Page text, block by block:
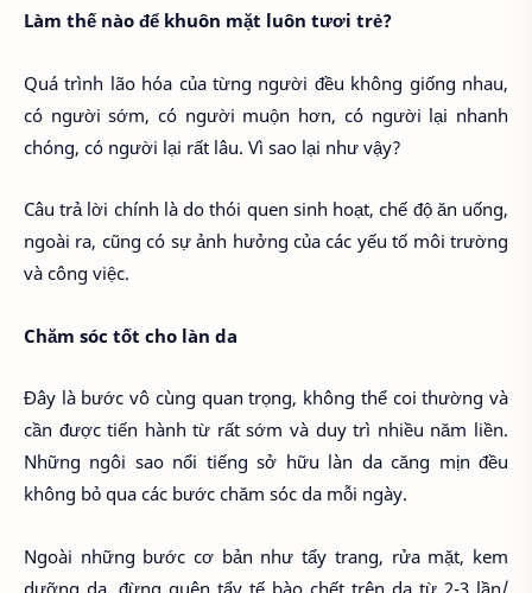
Làm thế nào để khuôn mặt luôn tươi trẻ?
Quá trình lão hóa của từng người đều không giống nhau,
có người sớm, có người muộn hơn, có người lại nhanh
chóng, có người lại rất lâu. Vì sao lại như vậy?
Câu trả lời chính là do thói quen sinh hoạt, chế độ ăn uống,
ngoài ra, cũng có sự ảnh hưởng của các yếu tố môi trường
và công việc.
Chăm sóc tốt cho làn da
Đây là bước vô cùng quan trọng, không thể coi thường và
cần được tiến hành từ rất sớm và duy trì nhiều năm liền.
Những ngôi sao nổi tiếng sở hữu làn da căng mịn đều
không bỏ qua các bước chăm sóc da mỗi ngày.
Ngoài những bước cơ bản như tẩy trang, rửa mặt, kem
dưỡng da, đừng quên tẩy tế bào chết trên da từ 2-3 lần/